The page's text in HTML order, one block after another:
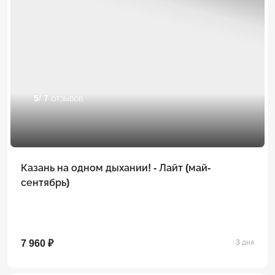
5/ 7 отзывов
Казань на одном дыхании! - Лайт (май-
сентябрь)
7 960 ₽ 3 дня